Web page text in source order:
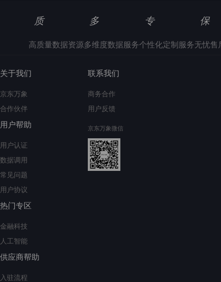
质
高质量数据资源
多
多维度数据服务
专
个性化定制服务
保
无忧售
关于我们
京东万象
合作伙伴
用户帮助
用户认证
数据调用
常见问题
用户协议
热门专区
金融科技
人工智能
供应商帮助
入驻流程
联系我们
商务合作
用户反馈
京东万象微信